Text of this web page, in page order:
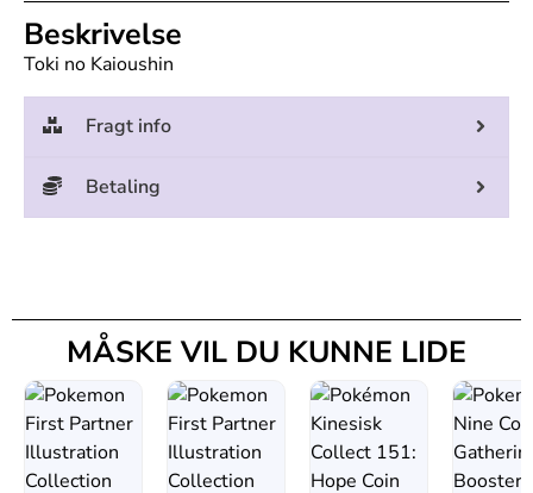
Beskrivelse
Toki no Kaioushin
Fragt info
Betaling
MÅSKE VIL DU KUNNE LIDE